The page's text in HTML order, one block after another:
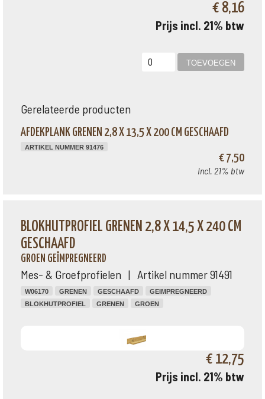
€ 8,16
Prijs incl. 21% btw
Gerelateerde producten
AFDEKPLANK GRENEN 2,8 X 13,5 X 200 CM GESCHAAFD
ARTIKEL NUMMER 91476
€ 7,50
Incl. 21% btw
BLOKHUTPROFIEL GRENEN 2,8 X 14,5 X 240 CM
GESCHAAFD
GROEN GEÏMPREGNEERD
Mes- & Groefprofielen | Artikel nummer 91491
W06170 GRENEN GESCHAAFD
GEIMPREGNEERD
BLOKHUTPROFIEL
GRENEN GROEN
€ 12,75
Prijs incl. 21% btw